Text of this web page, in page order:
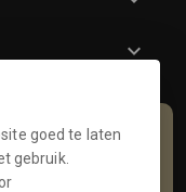
goed te laten
gebruik.